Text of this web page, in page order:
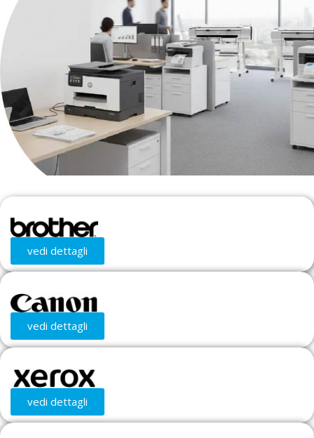
BASE CON RUOTE Sì
GARANZIA 5 anni
GARANZIA 3 anni
CERTIFICAZIONI
RIVESTIMENTO PL
LARGHEZZA SEDUTA
51cm
ALTEZZA SEDILE
42-54cm
ALTEZZA SCHIENALE
56cm
BRACCIOLI Regolabili
BASE CON RUOTE
GARANZIA
vedi dettagli
vedi dettagli
vedi dettagli